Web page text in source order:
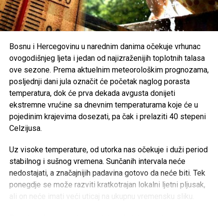
Organizatori Zenica Summer Festa poručili su da je odluka
o otkazivanju donesena iz poštovanja prema nastradalima i
njihovim porodicama, naglašavajući da će prilika za muziku
i zabavu uvijek biti, dok izgubljeni životi ne mogu biti
vraćeni.
Brojni građani podržali su ovu odluku, ističući da u
trenucima kolektivne tuge solidarnost i suosjećanje moraju
biti ispred svih drugih interesa.
Rasprava koja se razvila na društvenim mrežama još
jednom je pokazala koliko je važno njegovati kulturu
empatije, poštovanja i odgovornosti, posebno u trenucima
kada cijela zajednica dijeli bol zbog nenadoknadivog
gubitka.
Bosnu i Hercegovinu u narednim danima očekuje vrhunac
ovogodišnjeg ljeta i jedan od najizraženijih toplotnih talasa
ove sezone. Prema aktuelnim meteorološkim prognozama,
posljednji dani jula označit će početak naglog porasta
temperatura, dok će prva dekada avgusta donijeti
ekstremne vrućine sa dnevnim temperaturama koje će u
pojedinim krajevima dosezati, pa čak i prelaziti 40 stepeni
Celzijusa.
Uz visoke temperature, od utorka nas očekuje i duži period
stabilnog i sušnog vremena. Sunčanih intervala neće
nedostajati, a značajnijih padavina gotovo da neće biti. Tek
ponegdje se može razviti kratkotrajan lokalni ljetni pljusak,
ali on neće imati veći uticaj na ukupnu vremensku sliku.